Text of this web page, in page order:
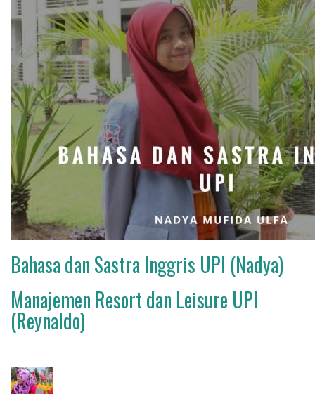
Bahasa dan Sastra Inggris UPI (Nadya)
Manajemen Resort dan Leisure UPI
(Reynaldo)